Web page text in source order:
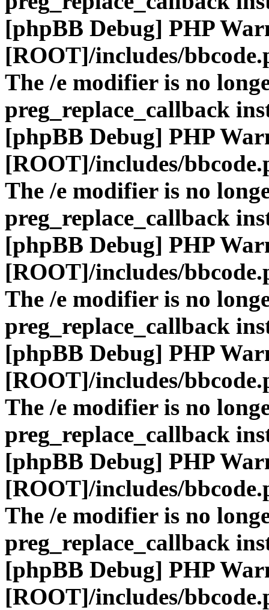
[phpBB Debug] PHP
[ROOT]/includes/
The /e modifier is no
preg_replace_callback
[phpBB Debug] PHP
[ROOT]/includes/
The /e modifier is no
preg_replace_callback
[phpBB Debug] PHP
[ROOT]/includes/
The /e modifier is no
preg_replace_callback
[phpBB Debug] PHP
[ROOT]/includes/
The /e modifier is no
preg_replace_callback
[phpBB Debug] PHP
[ROOT]/includes/
The /e modifier is no
preg_replace_callback
[phpBB Debug] PHP
[ROOT]/includes/